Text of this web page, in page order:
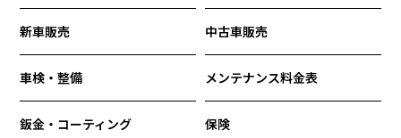
新車販売 中古車販売
車検・整備 メンテナンス料金表
鈑金・コーティング 保険